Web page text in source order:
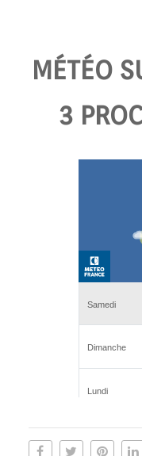
MÉTÉO
3